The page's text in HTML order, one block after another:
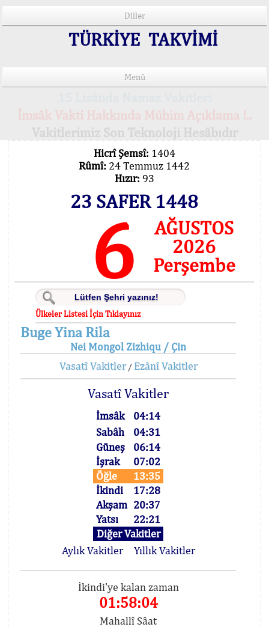
Diller
TÜRKİYE TAKVİMİ
Menü
Hicrî Şemsî: 1404
Rûmî: 24 Temmuz 1442
Hızır: 93
23 SAFER 1448
6
AĞUSTOS
2026
Perşembe
Ülkeler Listesi İçin Tıklayınız
Buge Yina Rila
Nei Mongol Zizhiqu / Çin
Vasatî Vakitler/ Ezânî Vakitler
Vasatî Vakitler
İmsâk
04:14
Sabâh
04:31
Güneş
06:14
İşrak
07:02
Öğle
13:35
İkindi
17:28
Akşam 20:37
Yatsı
22:21
Diğer Vakitler
Aylık Vakitler
Yıllık Vakitler
İkindi'ye kalan zaman
01:58:04
Mahallî Sâat